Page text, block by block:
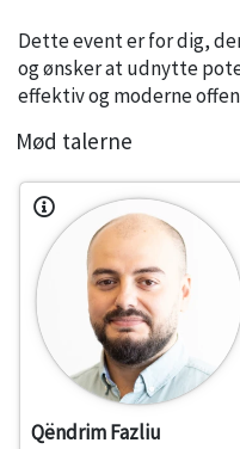
Dette event er for dig,
og ønsker at udnytte
effektiv og moderne
Mød talerne
Qëndrim Fazliu